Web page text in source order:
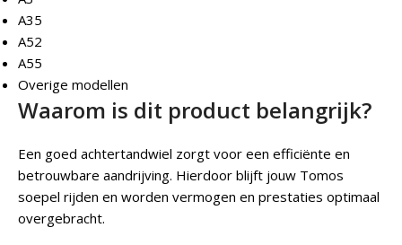
A35
A52
A55
Overige modellen
Waarom is dit product belangrijk?
Een goed achtertandwiel zorgt voor een efficiënte en
betrouwbare aandrijving. Hierdoor blijft jouw Tomos
soepel rijden en worden vermogen en prestaties optimaal
overgebracht.